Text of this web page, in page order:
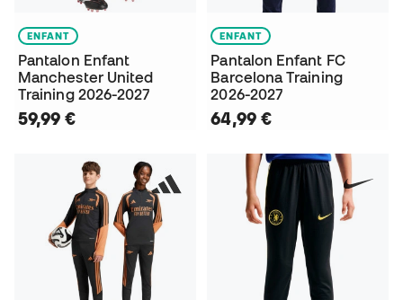
ENFANT
Pantalon Enfant
Manchester United
Training 2026-2027
59,99 €
ENFANT
Pantalon Enfant FC
Barcelona Training
2026-2027
64,99 €